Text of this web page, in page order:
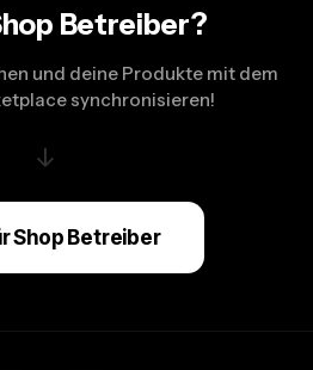
Betreiber?
und deine Produkte mit dem
synchronisieren!
↓
Shop Betreiber